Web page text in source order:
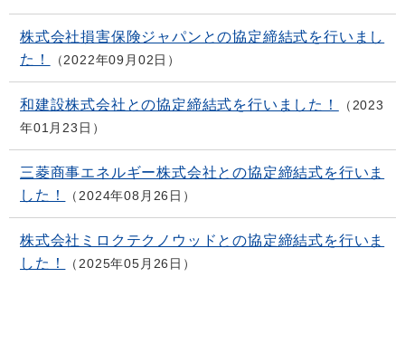
株式会社損害保険ジャパンとの協定締結式を行いまし
た！
2022年09月02日
和建設株式会社との協定締結式を行いました！
2023
年01月23日
三菱商事エネルギー株式会社との協定締結式を行いま
した！
2024年08月26日
株式会社ミロクテクノウッドとの協定締結式を行いま
した！
2025年05月26日